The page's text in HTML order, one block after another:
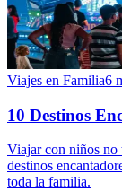
Viajes en Familia6
10 Destinos
Viajar con niños no
destinos
toda la familia.